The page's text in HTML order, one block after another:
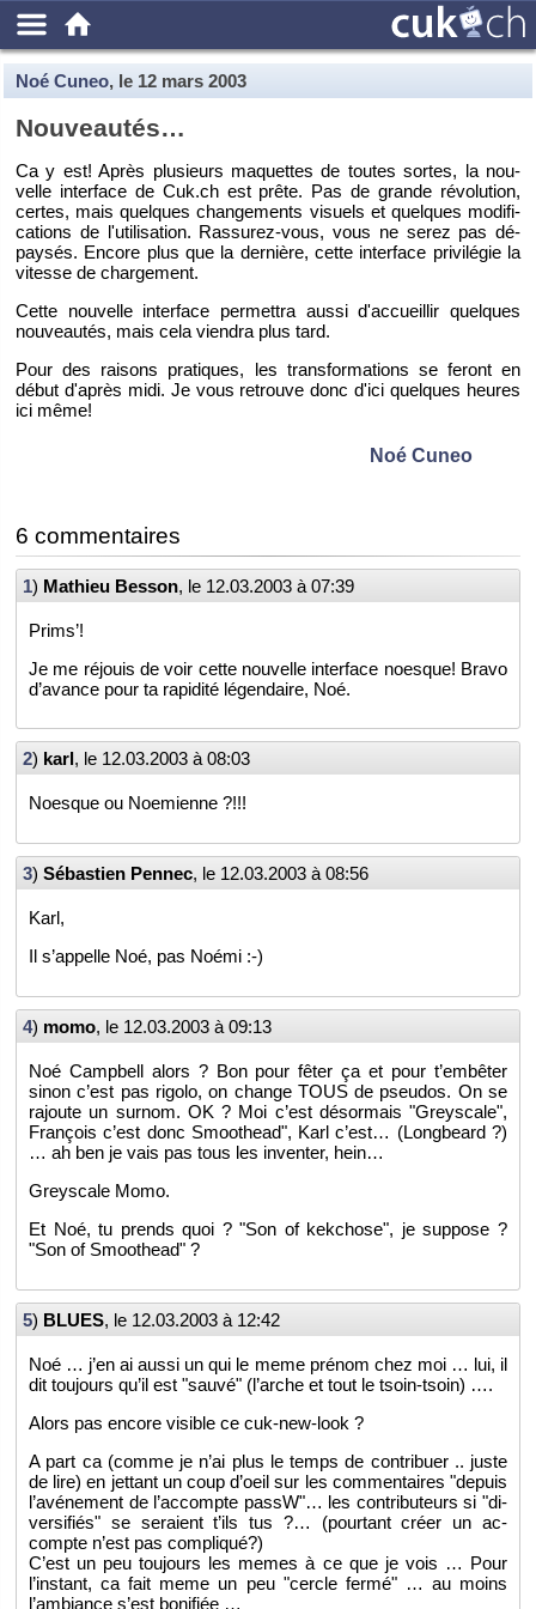
Noé Cuneo, le 12 mars 2003
Nou­veau­tés…
Ca y est! Après plu­sieurs ma­quettes de toutes sortes, la nou­
velle in­ter­face de Cuk.​ch est prête. Pas de grande ré­vo­lu­tion,
certes, mais quelques chan­ge­ments vi­suels et quelques mo­di­fi­
ca­tions de l'uti­li­sa­tion. Ras­su­rez-vous, vous ne serez pas dé­
pay­sés. En­core plus que la der­nière, cette in­ter­face pri­vi­lé­gie la
vi­tesse de char­ge­ment.
Cette nou­velle in­ter­face per­met­tra aussi d'ac­cueillir quelques
nou­veau­tés, mais cela vien­dra plus tard.
Pour des rai­sons pra­tiques, les trans­for­ma­tions se fe­ront en
début d'après midi. Je vous re­trouve donc d'ici quelques heures
ici même!
Noé Cuneo
6 com­men­taires
1) Ma­thieu Bes­son, le 12.03.2003 à 07:39
Prims’!
Je me ré­jouis de voir cette nou­velle in­ter­face noesque! Bravo
d’avance pour ta ra­pi­dité lé­gen­daire, Noé.
2) karl , le 12.03.2003 à 08:03
Noesque ou Noe­mienne ?!!!
3) Sé­bas­tien Pen­nec, le 12.03.2003 à 08:56
Karl,
Il s’ap­pelle Noé, pas Noémi :-)
4) momo, le 12.03.2003 à 09:13
Noé Camp­bell alors ? Bon pour fêter ça et pour t’em­bê­ter
sinon c’est pas ri­golo, on change TOUS de pseu­dos. On se
ra­joute un sur­nom. OK ? Moi c’est dé­sor­mais "Greys­cale",
Fran­çois c’est donc Smoo­thead", Karl c’est… (Long­beard ?)
… ah ben je vais pas tous les in­ven­ter, hein…
Greys­cale Momo.
Et Noé, tu prends quoi ? "Son of kek­chose", je sup­pose ?
"Son of Smoo­thead" ?
5) BLUES, le 12.03.2003 à 12:42
Noé … j’en ai aussi un qui le meme pré­nom chez moi … lui, il
dit tou­jours qu’il est "sauvé" (l’arche et tout le tsoin-tsoin) ….
Alors pas en­core vi­sible ce cuk-new-look ?
A part ca (comme je n’ai plus le temps de contri­buer .. juste
de lire) en jet­tant un coup d’oeil sur les com­men­taires "de­puis
l’avé­ne­ment de l’ac­compte passW"… les contri­bu­teurs si "di­
ver­si­fiés" se se­raient t’ils tus ?… (pour­tant créer un ac­
compte n’est pas com­pli­qué?)
C’est un peu tou­jours les memes à ce que je vois … Pour
l’ins­tant, ca fait meme un peu "cercle fermé" … au moins
l’am­biance s’est bo­ni­fiée …